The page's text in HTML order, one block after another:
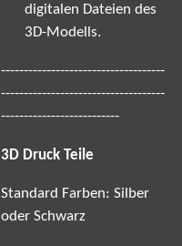
digitalen Dateien des
3D-Modells.
------------------------------------
------------------------------------
--------------------------
3D Druck Teile
Standard Farben: Silber
oder Schwarz